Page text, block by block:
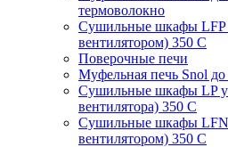
термоволокно
Сушильные шкафы LFP
вентилятором) 350 С
Поверочные печи
Муфельная печь Snol до
Сушильные шкафы LP
вентилятора) 350 С
Сушильные шкафы LFN
вентилятором) 350 С